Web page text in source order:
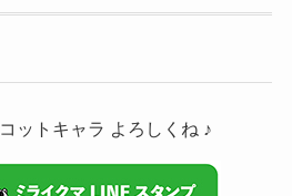
ットキャラ よろしくね ♪